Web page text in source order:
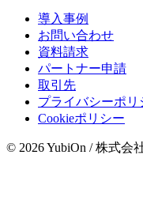
導入事例
お問い合わせ
資料請求
パートナー申請
取引先
プライバシーポリ
Cookieポリシー
© 2026 YubiOn / 株式会